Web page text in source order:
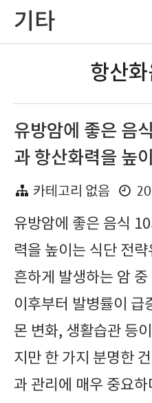
기타
항산
유방암에 좋은 음
과 항산화력을 높
카테고리 없음
유방암에 좋은 음식
력을 높이는 식단 전
흔하게 발생하는 암
이후부터 발병률이 급
몬 변화, 생활습관 등
지만 한 가지 분명한
과 관리에 매우 중요